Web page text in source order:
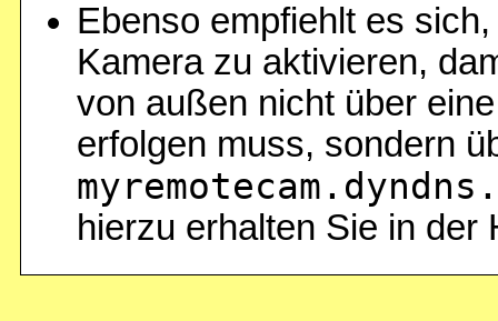
Ebenso empfiehlt es
Kamera zu aktivieren,
von außen nicht über
erfolgen muss, sondern
hierzu erhalten Sie in der